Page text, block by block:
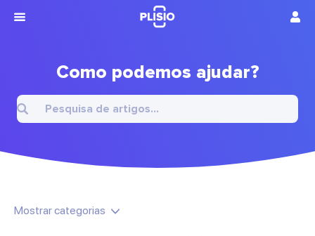
Como podemos ajudar?
Mostrar categorias